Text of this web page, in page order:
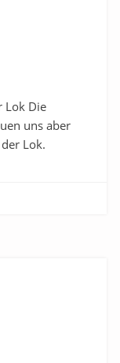
Lok Die
uns aber
Lok.